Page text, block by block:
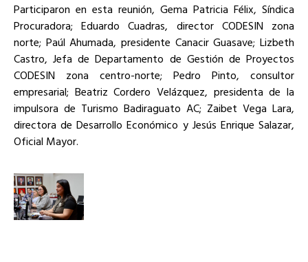
Participaron en esta reunión, Gema Patricia Félix, Síndica
Procuradora; Eduardo Cuadras, director CODESIN zona
norte; Paúl Ahumada, presidente Canacir Guasave; Lizbeth
Castro, Jefa de Departamento de Gestión de Proyectos
CODESIN zona centro-norte; Pedro Pinto, consultor
empresarial; Beatriz Cordero Velázquez, presidenta de la
impulsora de Turismo Badiraguato AC; Zaibet Vega Lara,
directora de Desarrollo Económico y Jesús Enrique Salazar,
Oficial Mayor.